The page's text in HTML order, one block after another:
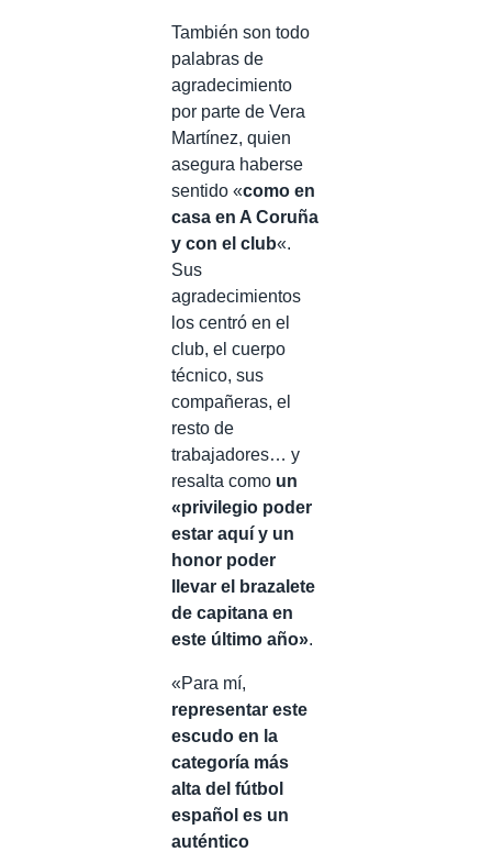
También son todo
palabras de
agradecimiento
por parte de Vera
Martínez, quien
asegura haberse
sentido «como en
casa en A Coruña
y con el club«.
Sus
agradecimientos
los centró en el
club, el cuerpo
técnico, sus
compañeras, el
resto de
trabajadores… y
resalta como un
«privilegio poder
estar aquí y un
honor poder
llevar el brazalete
de capitana en
este último año».
«Para mí,
representar este
escudo en la
categoría más
alta del fútbol
español es un
auténtico